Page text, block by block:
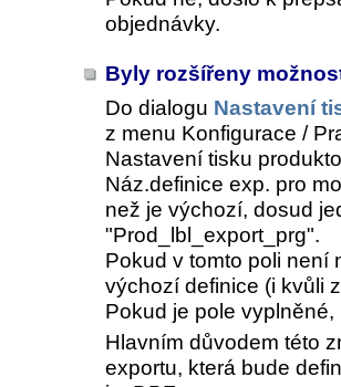
objednávky.
Byly rozšířeny
Do dialogu Nastavení
z menu Konfigurace /
Nastavení tisku
Náz.definice exp. pro
než je výchozí, dosud
"Prod_lbl_export_prg".
Pokud v tomto poli není
výchozí definice (i kvůli
Pokud je pole
Hlavním důvodem této
exportu, která bude